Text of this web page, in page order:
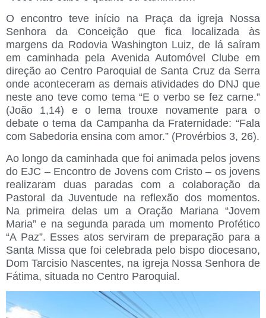
O encontro teve início na Praça da igreja Nossa
Senhora da Conceição que fica localizada às
margens da Rodovia Washington Luiz, de lá saíram
em caminhada pela Avenida Automóvel Clube em
direção ao Centro Paroquial de Santa Cruz da Serra
onde aconteceram as demais atividades do DNJ que
neste ano teve como tema “E o verbo se fez carne.”
(João 1,14) e o lema trouxe novamente para o
debate o tema da Campanha da Fraternidade: “Fala
com Sabedoria ensina com amor.” (Provérbios 3, 26).
Ao longo da caminhada que foi animada pelos jovens
do EJC – Encontro de Jovens com Cristo – os jovens
realizaram duas paradas com a colaboração da
Pastoral da Juventude na reflexão dos momentos.
Na primeira delas um a Oração Mariana “Jovem
Maria” e na segunda parada um momento Profético
“A Paz”. Esses atos serviram de preparação para a
Santa Missa que foi celebrada pelo bispo diocesano,
Dom Tarcisio Nascentes, na igreja Nossa Senhora de
Fátima, situada no Centro Paroquial.